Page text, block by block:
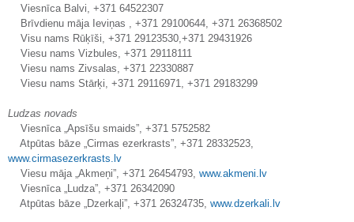
Viesnīca Balvi, +371 64522307
Brīvdienu māja Ieviņas , +371 29100644, +371 26368502
Visu nams Rūķīši, +371 29123530,+371 29431926
Viesu nams Vizbules, +371 29118111
Viesu nams Zivsalas, +371 22330887
Viesu nams Stārķi, +371 29116971, +371 29183299
Ludzas novads
Viesnīca „Apsīšu smaids”, +371 5752582
Atpūtas bāze „Cirmas ezerkrasts”, +371 28332523,
www.cirmasezerkrasts.lv
Viesu māja „Akmeņi”, +371 26454793, www.akmeni.lv
Viesnīca „Ludza”, +371 26342090
Atpūtas bāze „Dzerkaļi”, +371 26324735, www.dzerkali.lv